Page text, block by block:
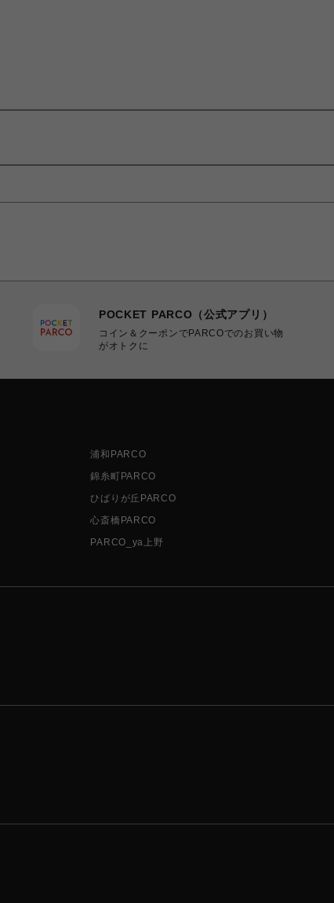
POCKET PARCO（公式アプリ）
コイン＆クーポンでPARCOでのお買い物
がオトクに
浦和PARCO
錦糸町PARCO
ひばりが丘PARCO
心斎橋PARCO
PARCO_ya上野